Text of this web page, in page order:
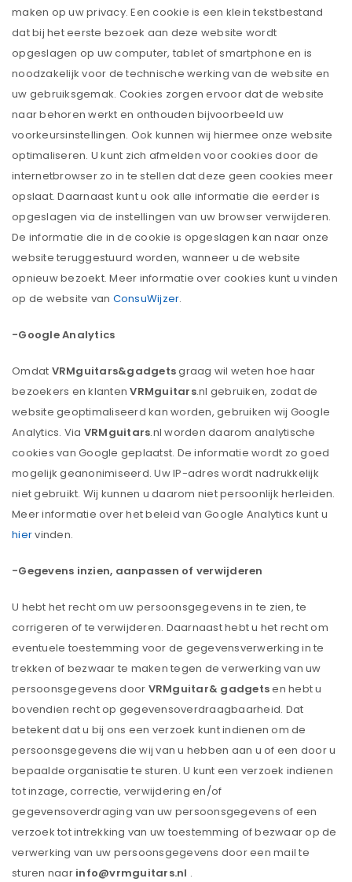
maken op uw privacy. Een cookie is een klein tekstbestand
dat bij het eerste bezoek aan deze website wordt
opgeslagen op uw computer, tablet of smartphone en is
noodzakelijk voor de technische werking van de website en
uw gebruiksgemak. Cookies zorgen ervoor dat de website
naar behoren werkt en onthouden bijvoorbeeld uw
voorkeursinstellingen. Ook kunnen wij hiermee onze website
optimaliseren. U kunt zich afmelden voor cookies door de
internetbrowser zo in te stellen dat deze geen cookies meer
opslaat. Daarnaast kunt u ook alle informatie die eerder is
opgeslagen via de instellingen van uw browser verwijderen.
De informatie die in de cookie is opgeslagen kan naar onze
website teruggestuurd worden, wanneer u de website
opnieuw bezoekt. Meer informatie over cookies kunt u vinden
op de website van ConsuWijzer.
-Google Analytics
Omdat VRMguitars&gadgetsgraag wil weten hoe haar
bezoekers en klantenVRMguitars.nl gebruiken, zodat de
website geoptimaliseerd kan worden, gebruiken wij Google
Analytics. Via VRMguitars.nl worden daarom analytische
cookies van Google geplaatst. De informatie wordt zo goed
mogelijk geanonimiseerd. Uw IP-adres wordt nadrukkelijk
niet gebruikt. Wij kunnen u daarom niet persoonlijk herleiden.
Meer informatie over het beleid van Google Analytics kunt u
hiervinden.
-Gegevens inzien, aanpassen of verwijderen
U hebt het recht om uw persoonsgegevens in te zien, te
corrigeren of te verwijderen. Daarnaast hebt u het recht om
eventuele toestemming voor de gegevensverwerking in te
trekken of bezwaar te maken tegen de verwerking van uw
persoonsgegevens door VRMguitar& gadgetsen hebt u
bovendien recht op gegevensoverdraagbaarheid. Dat
betekent dat u bij ons een verzoek kunt indienen om de
persoonsgegevens die wij van u hebben aan u of een door u
bepaalde organisatie te sturen. U kunt een verzoek indienen
tot inzage, correctie, verwijdering en/of
gegevensoverdraging van uw persoonsgegevens of een
verzoek tot intrekking van uw toestemming of bezwaar op de
verwerking van uw persoonsgegevens door een mail te
sturen naar info@vrmguitars.nl .